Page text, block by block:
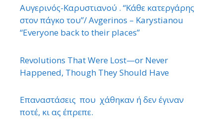
Αυγερινός-Καρυστιανού . “Κάθε κατεργάρης
στον πάγκο του”/ Avgerinos – Karystianou
“Εveryone back to their places”
Revolutions That Were Lost—or Never
Happened, Though They Should Have
Επαναστάσεις που χάθηκαν ή δεν έγιναν
ποτέ, κι ας έπρεπε.